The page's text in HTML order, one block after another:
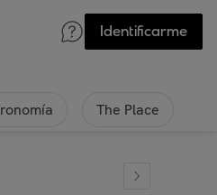
Identificarme
The Place